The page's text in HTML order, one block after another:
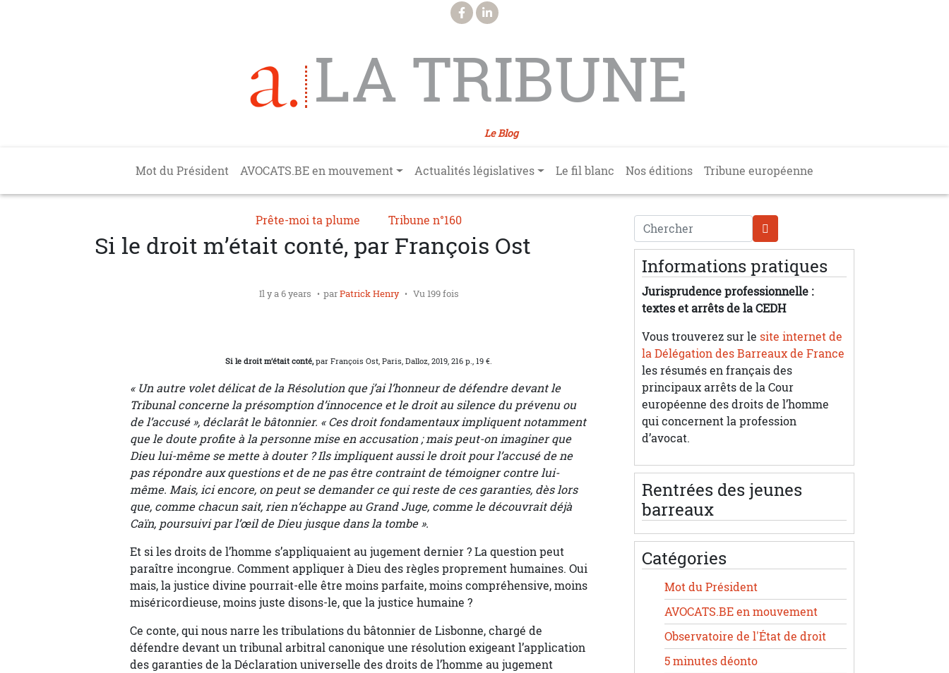
LA TRIBUNE
Le Blog
Main navigation
Mot du Président AVOCATS.BE en mouvement Actualités législatives Le fil blanc Nos éditions Tribune européenne
Prête-moi ta plume Tribune n°160
Si le droit m’était conté, par François Ost
Il y a 6 years parPatrick Henry Vu 199 fois
Si le droit m’était conté,par François Ost, Paris, Dalloz, 2019, 216 p., 19 €.
« Un autre volet délicat de la Résolution que j’ai l’honneur de défendre devant le
Tribunal concerne la présomption d’innocence et le droit au silence du prévenu ou
de l’accusé », déclarât le bâtonnier. « Ces droit fondamentaux impliquent notamment
que le doute profite à la personne mise en accusation ; mais peut-on imaginer que
Dieu lui-même se mette à douter ? Ils impliquent aussi le droit pour l’accusé de ne
pas répondre aux questions et de ne pas être contraint de témoigner contre lui-
même. Mais, ici encore, on peut se demander ce qui reste de ces garanties, dès lors
que, comme chacun sait, rien n’échappe au Grand Juge, comme le découvrait déjà
Caïn, poursuivi par l’œil de Dieu jusque dans la tombe ».
Et si les droits de l’homme s’appliquaient au jugement dernier ? La question peut
paraître incongrue. Comment appliquer à Dieu des règles proprement humaines. Oui
mais, la justice divine pourrait-elle être moins parfaite, moins compréhensive, moins
miséricordieuse, moins juste disons-le, que la justice humaine ?
Ce conte, qui nous narre les tribulations du bâtonnier de Lisbonne, chargé de
défendre devant un tribunal arbitral canonique une résolution exigeant l’application
des garanties de la Déclaration universelle des droits de l’homme au jugement
Chercher
Informations pratiques
Jurisprudence professionnelle :
textes et arrêts de la CEDH
Vous trouverez sur le site internet de
la Délégation des Barreaux de France
les résumés en français des
principaux arrêts de la Cour
européenne des droits de l’homme
qui concernent la profession
d’avocat.
Rentrées des jeunes
barreaux
Catégories
Mot du Président
AVOCATS.BE en mouvement
Observatoire de l'État de droit
5 minutes déonto